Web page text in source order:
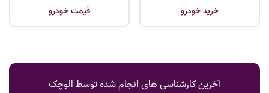
خرید خودرو قیمت خودرو
آخرین کارشناسی های انجام شده توسط الوچک